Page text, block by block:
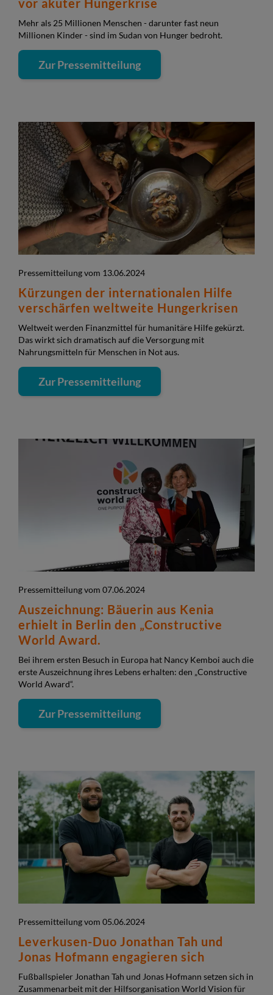
Mehr als 25 Millionen Menschen - darunter fast neun
Millionen Kinder - sind im Sudan von Hunger bedroht.
Zur Pressemitteilung
Pressemitteilung vom 13.06.2024
Kürzungen der internationalen Hilfe
verschärfen weltweite Hungerkrisen
Weltweit werden Finanzmittel für humanitäre Hilfe gekürzt.
Das wirkt sich dramatisch auf die Versorgung mit
Nahrungsmitteln für Menschen in Not aus.
Zur Pressemitteilung
Pressemitteilung vom 07.06.2024
Auszeichnung: Bäuerin aus Kenia
erhielt in Berlin den „Constructive
World Award.
Bei ihrem ersten Besuch in Europa hat Nancy Kemboi auch die
erste Auszeichnung ihres Lebens erhalten: den „Constructive
World Award“.
Zur Pressemitteilung
Pressemitteilung vom 05.06.2024
Leverkusen-Duo Jonathan Tah und
Jonas Hofmann engagieren sich
Fußballspieler Jonathan Tah und Jonas Hofmann setzen sich in
Zusammenarbeit mit der Hilfsorganisation World Vision für